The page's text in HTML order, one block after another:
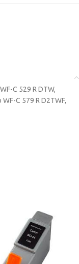
C 529 R DTW,
C 579 R D2TWF,